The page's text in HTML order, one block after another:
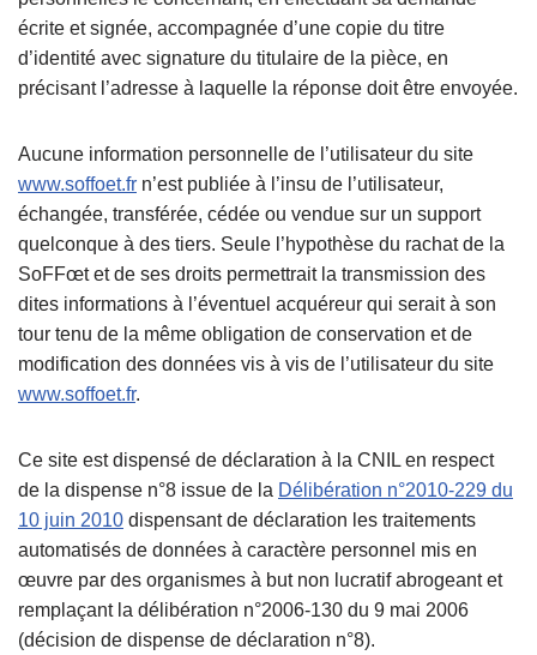
écrite et signée, accompagnée d’une copie du titre
d’identité avec signature du titulaire de la pièce, en
précisant l’adresse à laquelle la réponse doit être envoyée.
Aucune information personnelle de l’utilisateur du site
www.soffoet.fr n’est publiée à l’insu de l’utilisateur,
échangée, transférée, cédée ou vendue sur un support
quelconque à des tiers. Seule l’hypothèse du rachat de la
SoFFœt et de ses droits permettrait la transmission des
dites informations à l’éventuel acquéreur qui serait à son
tour tenu de la même obligation de conservation et de
modification des données vis à vis de l’utilisateur du site
www.soffoet.fr.
Ce site est dispensé de déclaration à la CNIL en respect
de la dispense n°8 issue de la Délibération n°2010-229 du
10 juin 2010 dispensant de déclaration les traitements
automatisés de données à caractère personnel mis en
œuvre par des organismes à but non lucratif abrogeant et
remplaçant la délibération n°2006-130 du 9 mai 2006
(décision de dispense de déclaration n°8).